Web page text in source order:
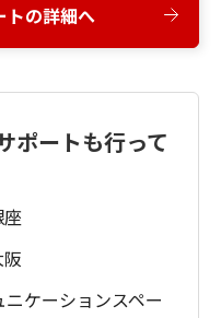
トの詳細へ
ポートも行って
ケーションスペー